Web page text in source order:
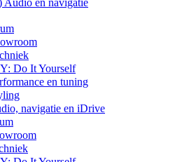
Do It Yourself
en tuning
navigatie en iDrive